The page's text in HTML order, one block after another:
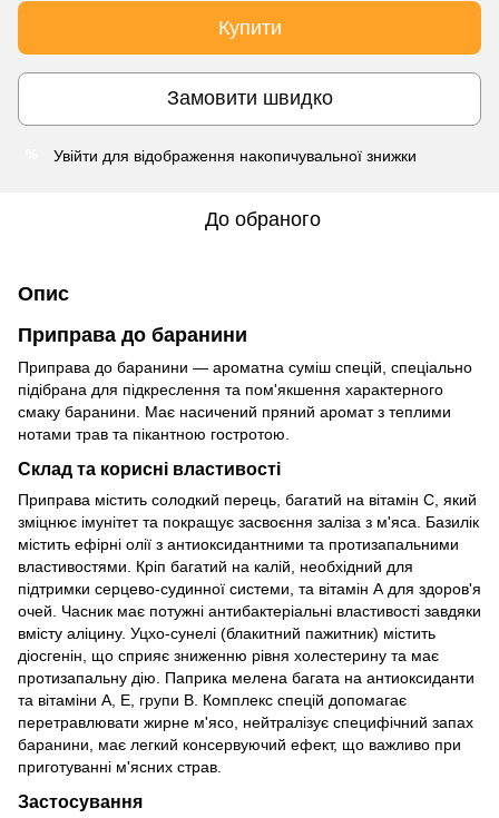
Купити
Замовити швидко
Увійти для відображення накопичувальної знижки
До обраного
Опис
Приправа до баранини
Приправа до баранини — ароматна суміш спецій, спеціально
підібрана для підкреслення та пом'якшення характерного
смаку баранини. Має насичений пряний аромат з теплими
нотами трав та пікантною гостротою.
Склад та корисні властивості
Приправа містить солодкий перець, багатий на вітамін С, який
зміцнює імунітет та покращує засвоєння заліза з м'яса. Базилік
містить ефірні олії з антиоксидантними та протизапальними
властивостями. Кріп багатий на калій, необхідний для
підтримки серцево-судинної системи, та вітамін А для здоров'я
очей. Часник має потужні антибактеріальні властивості завдяки
вмісту аліцину. Уцхо-сунелі (блакитний пажитник) містить
діосгенін, що сприяє зниженню рівня холестерину та має
протизапальну дію. Паприка мелена багата на антиоксиданти
та вітаміни А, Е, групи В. Комплекс спецій допомагає
перетравлювати жирне м'ясо, нейтралізує специфічний запах
баранини, має легкий консервуючий ефект, що важливо при
приготуванні м'ясних страв.
Застосування